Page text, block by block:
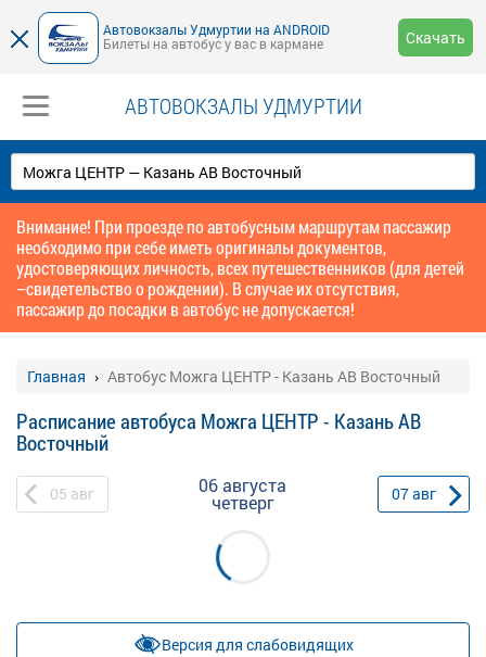
Автовокзалы Удмуртии на ANDROID
Билеты на автобус у вас в кармане
Скачать
АВТОВОКЗАЛЫ УДМУРТИИ
Внимание! При проезде по автобусным маршрутам пассажир
необходимо при себе иметь оригиналы документов,
удостоверяющих личность, всех путешественников (для детей
–свидетельство о рождении). В случае их отсутствия,
пассажир до посадки в автобус не допускается!
Главная Автобус Можга ЦЕНТР - Казань АВ Восточный
Расписание автобуса Можга ЦЕНТР - Казань АВ
Восточный
05 авг 06 августа
четверг 07авг
Версия для слабовидящих